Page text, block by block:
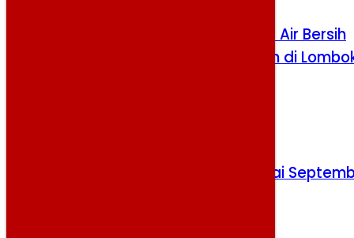
Kementerian PU Salurkan 12.000 Liter Air Bersih
untuk Warga Terdampak Kekeringan di
OPEC+ Naikkan Produksi Minyak Mulai